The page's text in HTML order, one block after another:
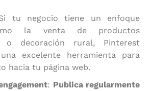
tu negocio tiene un enfoque
la venta de productos
o decoración rural, Pinterest
excelente herramienta para
hacia tu página web.
: Publica regularmente